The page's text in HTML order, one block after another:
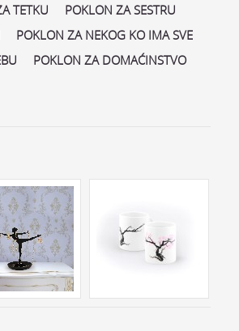
TETKU
POKLON ZA SESTRU
POKLON ZA NEKOG KO IMA SVE
POKLON ZA DOMAĆINSTVO